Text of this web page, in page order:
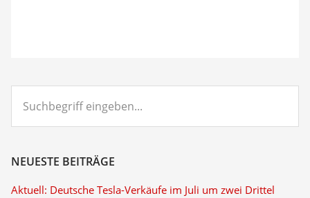
eingeben...
NEUESTE BEITRÄGE
Aktuell: Deutsche Tesla-Verkäufe im Juli um zwei Drittel